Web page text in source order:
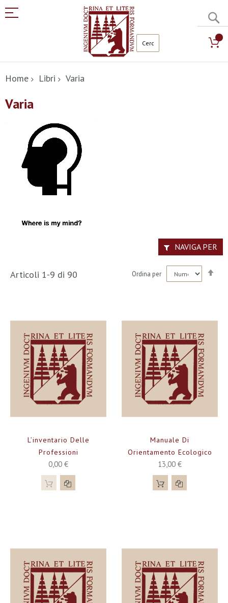
al
contenuto
Home Libri Varia
Varia
Articoli 1-9 di 90 Ordina per
L’inventario Delle
Professioni
0,00 €
Manuale Di
Orientamento Ecologico
13,00 €
NAVIGA PER